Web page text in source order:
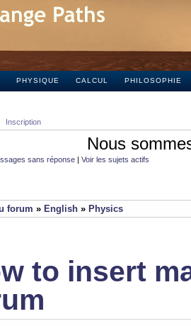
PHYSIQUE CALCUL PHILOSOPHIE
Inscription
Nous
sans réponse | Voir les sujets actifs
forum » English » Physics
to insert